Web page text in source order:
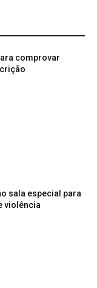
comprovar
sala especial para
violência